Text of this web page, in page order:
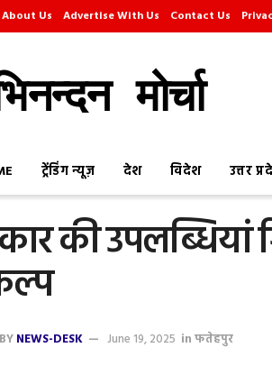
About Us Advertise With Us Contact Us
मोर्चा
ट्रेंडिंग न्यूज़ देश विदेश उत्तर
की उपलब्धियां
BYNEWS-DESK June 19, 2025 inफतेहपुर